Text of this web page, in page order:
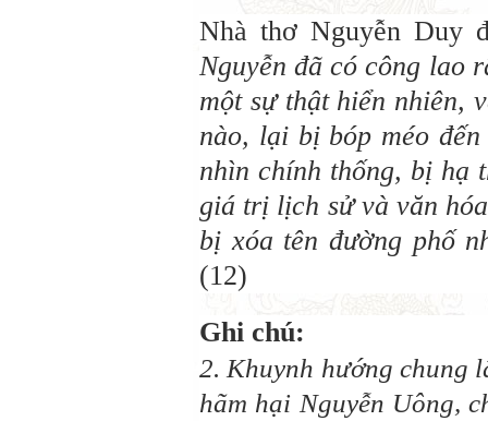
Nhà thơ Nguyễn Duy
Nguyễn đã có công lao
một sự thật hiển nhiên,
nào, lại bị bóp méo
nhìn chính thống, bị hạ
giá trị lịch sử và văn
bị xóa tên đường phố
(12)
Ghi chú:
2. Khuynh hướng chung
hãm hại Nguyễn Uông,